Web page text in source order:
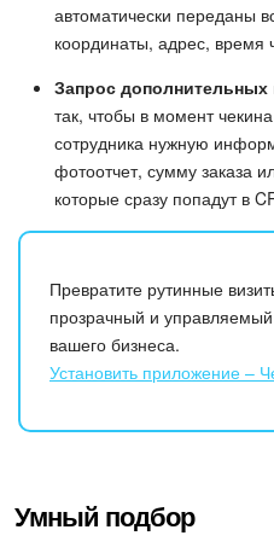
автоматически переданы
координаты, адрес, время
Запрос дополнительных
так, чтобы в момент
сотрудника нужную
фотоотчет, сумму заказа
которые сразу попадут в
Превратите рутинные
прозрачный и
вашего бизнеса.
Установить приложение –
Умный подбор